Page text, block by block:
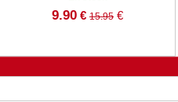
9.90 € 15.95 €